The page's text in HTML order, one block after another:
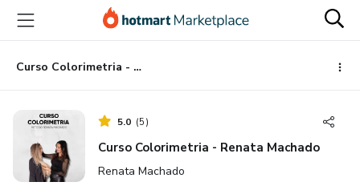
para
conteúdo
principal
para
pagamento
para
rodapé
Curso Colorimetria - Renata Machado
5.0 (5)
Curso Colorimetria - Renata Machado
Renata Machado